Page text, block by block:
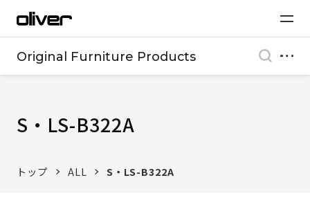
Original Furniture Products
S・LS-B322A
トップ ALL S・LS-B322A